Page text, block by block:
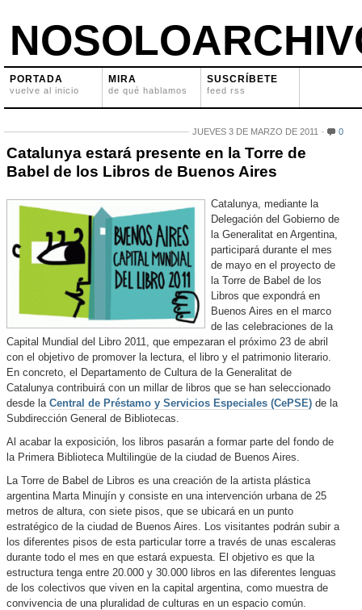
PORTADA
vuelve al inicio
MIRA
de qué hablamos
SUSCRÍBETE
feed rss
JUEVES 3 DE MARZO DE 2011 0
Catalunya estará presente en la Torre de
Babel de los Libros de Buenos Aires
Catalunya, mediante la
Delegación del Gobierno de
la Generalitat en Argentina,
participará durante el mes
de mayo en el proyecto de
la Torre de Babel de los
Libros que expondrá en
Buenos Aires en el marco
de las celebraciones de la
Capital Mundial del Libro 2011, que empezaran el próximo 23 de abril
con el objetivo de promover la lectura, el libro y el patrimonio literario.
En concreto, el Departamento de Cultura de la Generalitat de
Catalunya contribuirá con un millar de libros que se han seleccionado
desde la Central de Préstamo y Servicios Especiales (CePSE) de la
Subdirección General de Bibliotecas.
Al acabar la exposición, los libros pasarán a formar parte del fondo de
la Primera Biblioteca Multilingüe de la ciudad de Buenos Aires.
La Torre de Babel de Libros es una creación de la artista plástica
argentina Marta Minujín y consiste en una intervención urbana de 25
metros de altura, con siete pisos, que se ubicará en un punto
estratégico de la ciudad de Buenos Aires. Los visitantes podrán subir a
los diferentes pisos de esta particular torre a través de unas escaleras
durante todo el mes en que estará expuesta. El objetivo es que la
estructura tenga entre 20.000 y 30.000 libros en las diferentes lenguas
de los colectivos que viven en la capital argentina, como muestra de
convivencia de una pluralidad de culturas en un espacio común.